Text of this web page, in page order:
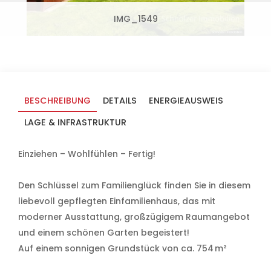
IMG_1549
BESCHREIBUNG DETAILS
ENERGIEAUSWEIS
LAGE & INFRASTRUKTUR
Einziehen – Wohlfühlen – Fertig!
Den Schlüssel zum Familienglück finden Sie in diesem
liebevoll gepflegten Einfamilienhaus, das mit
moderner Ausstattung, großzügigem Raumangebot
und einem schönen Garten begeistert!
Auf einem sonnigen Grundstück von ca. 754 m²